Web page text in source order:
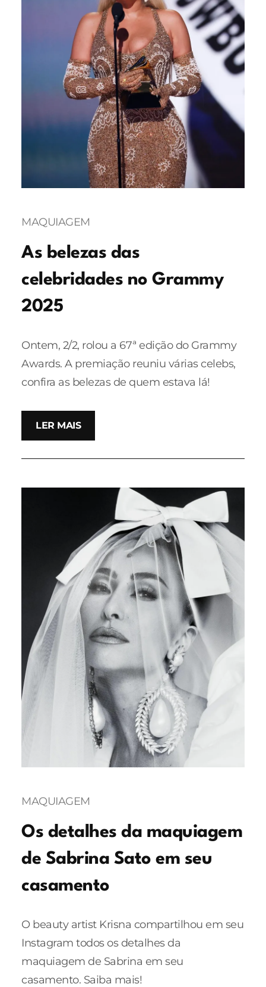
MAQUIAGEM
As belezas das
celebridades no Grammy
2025
Ontem, 2/2, rolou a 67ª edição do Grammy
Awards. A premiação reuniu várias celebs,
confira as belezas de quem estava lá!
LER MAIS
MAQUIAGEM
Os detalhes da maquiagem
de Sabrina Sato em seu
casamento
O beauty artist Krisna compartilhou em seu
Instagram todos os detalhes da
maquiagem de Sabrina em seu
casamento. Saiba mais!